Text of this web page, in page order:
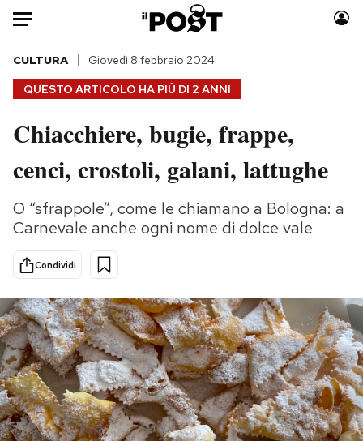
Auto
HOME
Italia
Politica
Tecnologia
Internet
Scienza
Cultura
Economia
Sport
Moda
Consumismi
Storie/Idee
Ok Boomer!
Altrecose
Mondiali calcio 2026
PODCAST
QUESTO ARTICOLO HA PIÙ DI 2 ANNI
CULTURA Giovedì 8 febbraio 2024
Chiacchiere, bugie, frappe,
cenci, crostoli, galani, lattughe
O “sfrappole”, come le chiamano a Bologna: a
Carnevale anche ogni nome di dolce vale
Condividi